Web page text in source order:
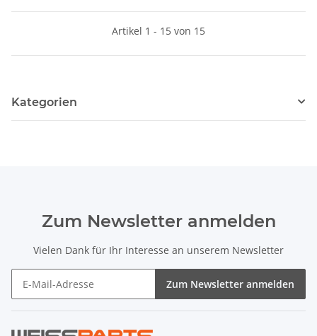
Artikel 1 - 15 von 15
Kategorien
Zum Newsletter anmelden
Vielen Dank für Ihr Interesse an unserem Newsletter
Zum Newsletter anmelden